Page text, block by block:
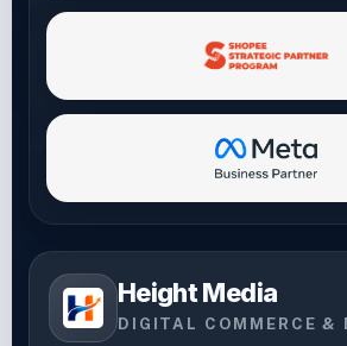
Height Media
DIGITAL COMMERCE &